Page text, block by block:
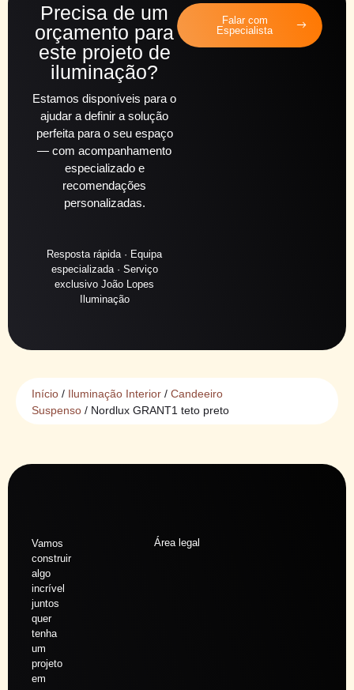
Precisa de um
orçamento para
este projeto de
iluminação?
Estamos disponíveis para o
ajudar a definir a solução
perfeita para o seu espaço
— com acompanhamento
especializado e
recomendações
personalizadas.
Resposta rápida · Equipa
especializada · Serviço
exclusivo João Lopes
Iluminação
Falar com
Especialista
Início / Iluminação Interior / Candeeiro
Suspenso / Nordlux GRANT1 teto preto
Vamos
construir
algo
incrível
juntos
quer
tenha
um
projeto
em
Área legal